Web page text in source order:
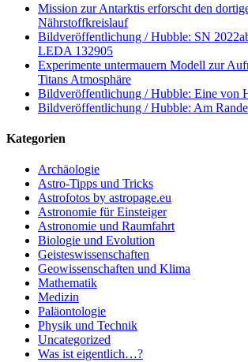
Mission zur Antarktis erforscht den
Nährstoffkreislauf
Bildveröffentlichung / Hubble: SN
LEDA 132905
Experimente untermauern Modell zur
Titans Atmosphäre
Bildveröffentlichung / Hubble: Eine von
Bildveröffentlichung / Hubble: Am Rande
Kategorien
Archäologie
Astro-Tipps und Tricks
Astrofotos by astropage.eu
Astronomie für Einsteiger
Astronomie und Raumfahrt
Biologie und Evolution
Geisteswissenschaften
Geowissenschaften und Klima
Mathematik
Medizin
Paläontologie
Physik und Technik
Uncategorized
Was ist eigentlich…?